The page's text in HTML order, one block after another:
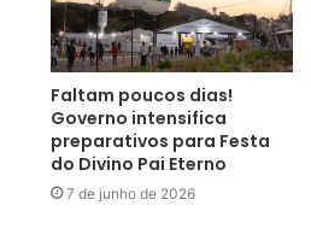
Faltam poucos dias!
Governo intensifica
preparativos para Festa
do Divino Pai Eterno
7 de junho de 2026